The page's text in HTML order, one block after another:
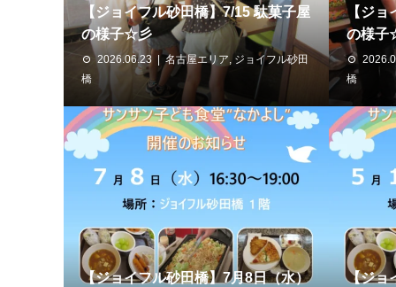
【ジョイフル砂田橋】7/15 駄菓子屋
の様子☆彡
2026.06.23 名古屋エリア, ジョイフル砂田
橋
【ジョ
の様子
橋
【ジョイフル砂田橋】7月8日（水）
【ジョ